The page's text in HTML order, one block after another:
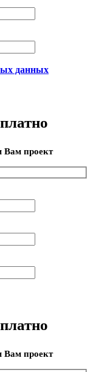
данных
Вам проект
Вам проект